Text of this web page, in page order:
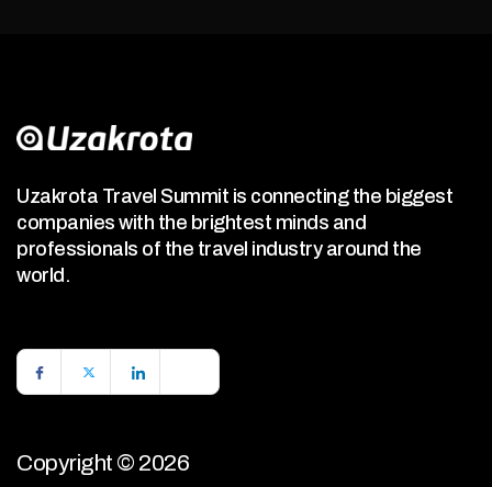
Uzakrota Travel Summit is connecting the biggest
companies with the brightest minds and
professionals of the travel industry around the
world.
Copyright © 2026